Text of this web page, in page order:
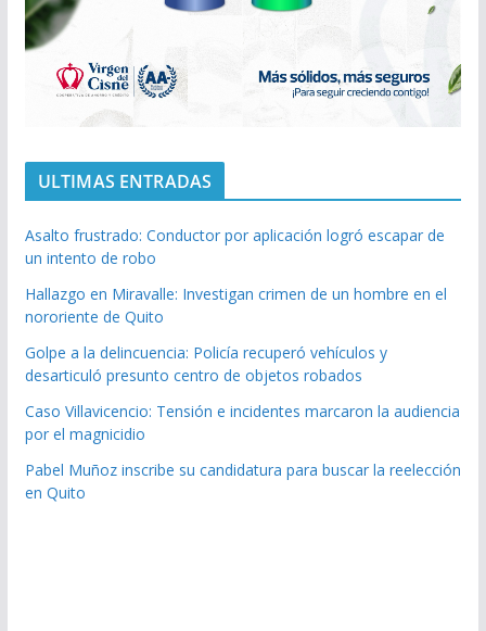
ULTIMAS ENTRADAS
Asalto frustrado: Conductor por aplicación logró escapar de
un intento de robo
Hallazgo en Miravalle: Investigan crimen de un hombre en el
nororiente de Quito
Golpe a la delincuencia: Policía recuperó vehículos y
desarticuló presunto centro de objetos robados
Caso Villavicencio: Tensión e incidentes marcaron la audiencia
por el magnicidio
Pabel Muñoz inscribe su candidatura para buscar la reelección
en Quito